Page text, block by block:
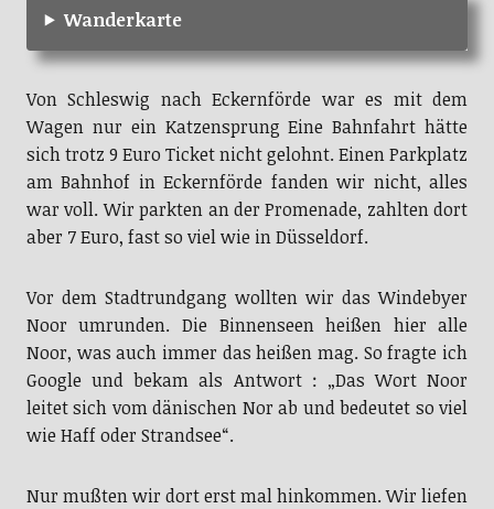
Wanderkarte
Von Schleswig nach Eckernförde war es mit dem
Wagen nur ein Katzensprung Eine Bahnfahrt hätte
sich trotz 9 Euro Ticket nicht gelohnt. Einen Parkplatz
am Bahnhof in Eckernförde fanden wir nicht, alles
war voll. Wir parkten an der Promenade, zahlten dort
aber 7 Euro, fast so viel wie in Düsseldorf.
Vor dem Stadtrundgang wollten wir das Windebyer
Noor umrunden. Die Binnenseen heißen hier alle
Noor, was auch immer das heißen mag. So fragte ich
Google und bekam als Antwort : „Das Wort Noor
leitet sich vom dänischen Nor ab und bedeutet so viel
wie Haff oder Strandsee“.
Nur mußten wir dort erst mal hinkommen. Wir liefen